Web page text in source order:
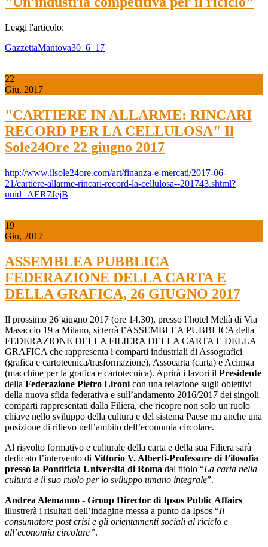
Leggi l'articolo:
GazzettaMantova30_6_17
22
Giu, 2017
"CARTIERE IN ALLARME: RINCARI
RECORD PER LA CELLULOSA" Il
Sole24Ore 22 giugno 2017
http://www.ilsole24ore.com/art/finanza-e-mercati/2017-06-
21/cartiere-allarme-rincari-record-la-cellulosa--201743.shtml?
uuid=AER7JejB
19
Giu, 2017
ASSEMBLEA PUBBLICA
FEDERAZIONE DELLA CARTA E
DELLA GRAFICA, 26 GIUGNO 2017
Il prossimo 26 giugno 2017 (ore 14,30), presso l’hotel Melià di Via
Masaccio 19 a Milano, si terrà l’ASSEMBLEA PUBBLICA della
FEDERAZIONE DELLA FILIERA DELLA CARTA E DELLA
GRAFICA che rappresenta i comparti industriali di Assografici
(grafica e cartotecnica/trasformazione), Assocarta (carta) e Acimga
(macchine per la grafica e cartotecnica). Aprirà i lavori il Presidente
della Federazione Pietro Lironi con una relazione sugli obiettivi
della nuova sfida federativa e sull’andamento 2016/2017 dei singoli
comparti rappresentati dalla Filiera, che ricopre non solo un ruolo
chiave nello sviluppo della cultura e del sistema Paese ma anche una
posizione di rilievo nell’ambito dell’economia circolare.
Al risvolto formativo e culturale della carta e della sua Filiera sarà
dedicato l’intervento di Vittorio V. Alberti-Professore di Filosofia
presso la Pontificia Università di Roma dal titolo “La carta nella
cultura e il suo ruolo per lo sviluppo umano integrale”.
Andrea Alemanno - Group Director di Ipsos Public Affairs
illustrerà i risultati dell’indagine messa a punto da Ipsos “Il
consumatore post crisi e gli orientamenti sociali al riciclo e
all’economia circolare”.